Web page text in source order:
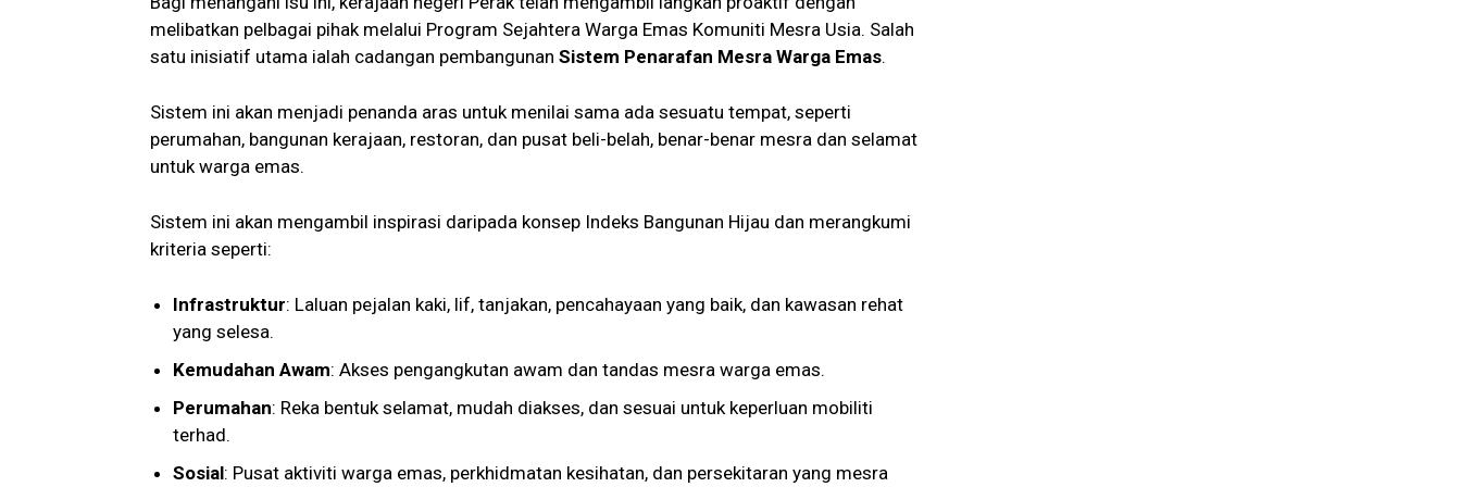
melibatkan pelbagai pihak melalui Program Sejahtera Warga Emas Komuniti Mesra Usia. Salah
satu inisiatif utama ialah cadangan pembangunan Sistem Penarafan Mesra Warga Emas.
Sistem ini akan menjadi penanda aras untuk menilai sama ada sesuatu tempat, seperti
perumahan, bangunan kerajaan, restoran, dan pusat beli-belah, benar-benar mesra dan selamat
untuk warga emas.
Sistem ini akan mengambil inspirasi daripada konsep Indeks Bangunan Hijau dan merangkumi
kriteria seperti:
Infrastruktur: Laluan pejalan kaki, lif, tanjakan, pencahayaan yang baik, dan kawasan rehat
yang selesa.
Kemudahan Awam: Akses pengangkutan awam dan tandas mesra warga emas.
Perumahan: Reka bentuk selamat, mudah diakses, dan sesuai untuk keperluan mobiliti
terhad.
Sosial: Pusat aktiviti warga emas, perkhidmatan kesihatan, dan persekitaran yang mesra